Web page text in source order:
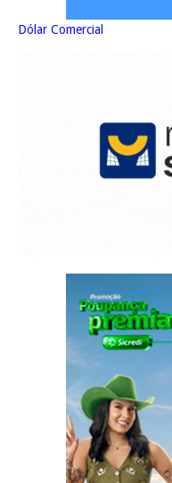
Dólar Comercial